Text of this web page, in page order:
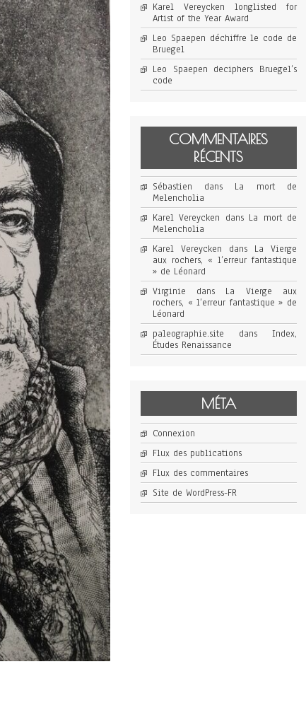
Karel Vereycken longlisted for
Artist of the Year Award
Leo Spaepen déchiffre le code de
Bruegel
Leo Spaepen deciphers Bruegel’s
code
COMMENTAIRES
RÉCENTS
Sébastien dans La mort de
Melencholia
Karel Vereycken dans La mort de
Melencholia
Karel Vereycken dans La Vierge
aux rochers, « l’erreur fantastique
» de Léonard
Virginie dans La Vierge aux
rochers, « l’erreur fantastique » de
Léonard
paleographie.site dans Index,
Études Renaissance
MÉTA
Connexion
Flux des publications
Flux des commentaires
Site de WordPress-FR